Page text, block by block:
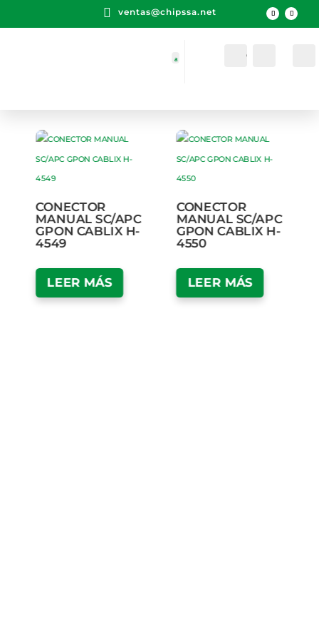
 ventas@chipssa.net
Cuenta
CONECTOR
MANUAL SC/APC
GPON CABLIX H-
4549
LEER MÁS
CONECTOR
MANUAL SC/APC
GPON CABLIX H-
4550
LEER MÁS